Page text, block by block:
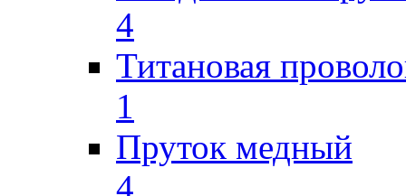
4
Титановая
1
Пруток медный
4